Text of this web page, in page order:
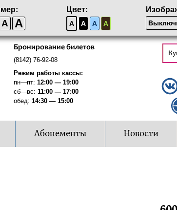
A A
Цвет:
A A A A
Бронирование билетов
(8142) 76-92-08
Режим работы кассы:
пн—пт: 12:00 — 19:00
сб—вс: 11:00 — 17:00
обед: 14:30 — 15:00
Абонементы Новости